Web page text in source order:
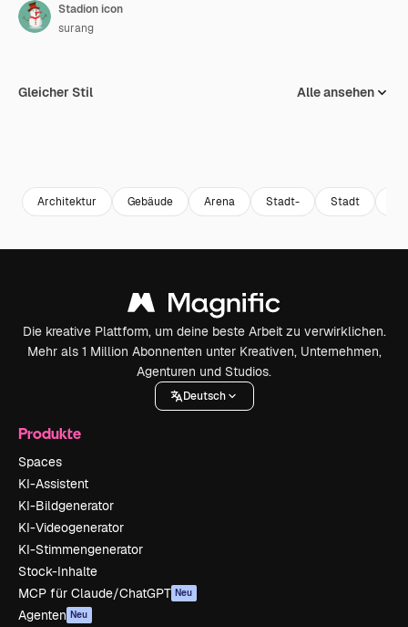
Stadion icon
surang
Gleicher Stil Alle ansehen
Architektur Gebäude Arena Stadt- Stadt
Die kreative Plattform, um deine beste Arbeit zu verwirklichen.
Mehr als 1 Million Abonnenten unter Kreativen, Unternehmen,
Agenturen und Studios.
Deutsch
Produkte
Spaces
KI-Assistent
KI-Bildgenerator
KI-Videogenerator
KI-Stimmengenerator
Stock-Inhalte
MCP für Claude/ChatGPT Neu
Agenten Neu